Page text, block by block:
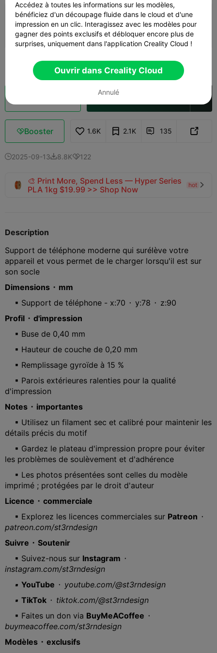
0.2mm layer, 3 walls, 0% infill
 01h 12m  1 plates  37.46g
Voir plus
Booster 1.6K 2.1K  135 
2025-09-138.8K122
🎨 Print More, Spend Less — Hyper Series
PLA 1kg $19.99 >> Shop Now
hot 
Description
Support de téléphone moderne qui surélève votre
appareil et vous permet de le charger lorsqu'il est sur
son socle
Dimensions ⬝ mm
▪ Support de téléphone - x:70 ⬝ y:78 ⬝ z:90
Profil ⬝ d'impression
▪ Buse de 0,40 mm
▪ Hauteur de couche de 0,20 mm
▪ Remplissage gyroïde à 15 %
▪ Parois extérieures ralenties pour la qualité
d'impression
Notes ⬝ importantes
▪ Utilisez un filament sec et calibré pour maintenir les
détails précis du motif
▪ Gardez le plateau d'impression propre pour éviter
les problèmes de soulèvement et d'adhérence
▪ Les photos présentées sont celles du modèle
imprimé ; protégées par le droit d'auteur
Licence ⬝ commerciale
▪ Explorez les licences commerciales sur Patreon ⬝
patreon.com/st3rndesign
Suivre ⬝ Soutenir
▪ Suivez-nous sur Instagram ⬝
instagram.com/st3rndesign
▪ YouTube ⬝ youtube.com/@st3rndesign
▪ TikTok ⬝ tiktok.com/@st3rndesign
▪ Faites un don via BuyMeACoffee ⬝
buymeacoffee.com/st3rndesign
Modèles ⬝ exclusifs
Accédez à toutes les informations sur les modèles,
bénéficiez d'un découpage fluide dans le cloud et d'une
impression en un clic. Interagissez avec les modèles pour
gagner des points exclusifs et débloquer encore plus de
surprises, uniquement dans l'application Creality Cloud !
Ouvrir dans Creality Cloud
Annulé